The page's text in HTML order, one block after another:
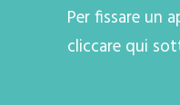
Per fissare un
cliccare qui